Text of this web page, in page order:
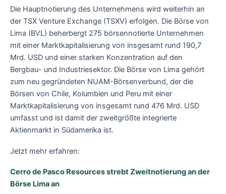
Die Hauptnotierung des Unternehmens wird weiterhin an
der TSX Venture Exchange (TSXV) erfolgen. Die Börse von
Lima (BVL) beherbergt 275 börsennotierte Unternehmen
mit einer Marktkapitalisierung von insgesamt rund 190,7
Mrd. USD und einer starken Konzentration auf den
Bergbau- und Industriesektor. Die Börse von Lima gehört
zum neu gegründeten NUAM-Börsenverbund, der die
Börsen von Chile, Kolumbien und Peru mit einer
Marktkapitalisierung von insgesamt rund 476 Mrd. USD
umfasst und ist damit der zweitgrößte integrierte
Aktienmarkt in Südamerika ist.
Jetzt mehr erfahren:
Cerro de Pasco Resources strebt Zweitnotierung an der
Börse Lima an